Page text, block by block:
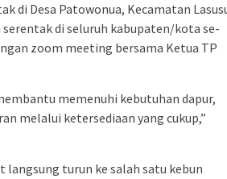
di Desa Patowonua, Kecamatan
di seluruh kabupaten/kota se-
zoom meeting bersama Ketua TP
memenuhi kebutuhan dapur,
melalui ketersediaan yang cukup,”
langsung turun ke salah satu kebun